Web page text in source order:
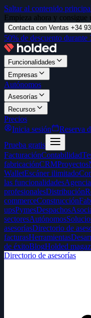
Saltar al contenido
Empieza ahora y consigue
Contacta con Ventas +34
50% de descuento durante
Funcionalidades
Empresas
Autónomos
Asesorías
Recursos
Precios
Inicia sesión
Reserva
Prueba gratis
FacturaciónContabilidad
fabricaciónCRMProyectos
WalletEscáner ilimitado
las funcionalidades
profesionalesDistribución
commerceConstrucción
upsPymesDespachos
sectoresAutónomos
asesoríasDirectorio de
facturasHerramientas
de éxitoBlogHolded
Directorio de asesorías